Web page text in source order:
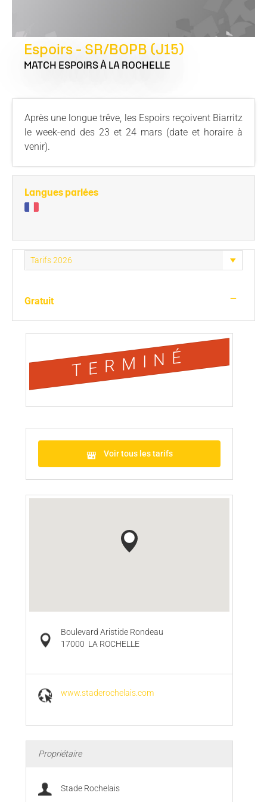
Espoirs - SR/BOPB (J15)
MATCH ESPOIRS À LA ROCHELLE
Après une longue trêve, les Espoirs reçoivent Biarritz
le week-end des 23 et 24 mars (date et horaire à
venir).
Langues parlées
Gratuit —
TERMINÉ
Voir tous les tarifs
Boulevard Aristide Rondeau
17000 LA ROCHELLE
www.staderochelais.com
Propriétaire
Stade Rochelais